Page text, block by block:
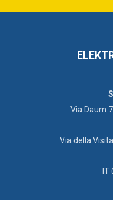
Via Daum
Via della
IT